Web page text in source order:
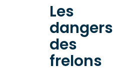
Les
dangers
des
frelons